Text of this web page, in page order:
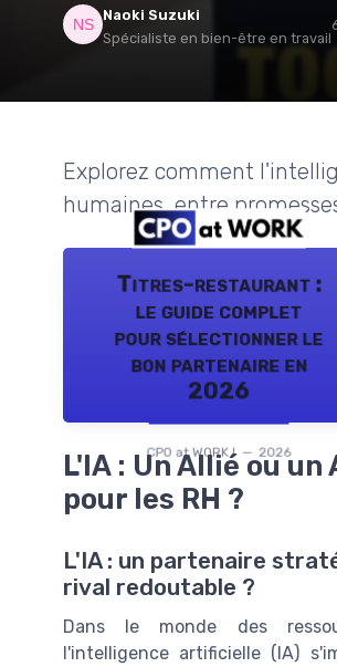
Naoki Suzuki
Spécialiste en bien-être en travail
Explorez comment
humaines, entre
Titres-restaurant :
le guide complet
pour sélectionner le
bon partenaire en
2026
CPO at WORK ! — 2026
L'IA : Un Allié ou
pour les RH ?
L'IA : un partenaire
rival redoutable ?
Dans le monde des
l'intelligence artificielle (IA)